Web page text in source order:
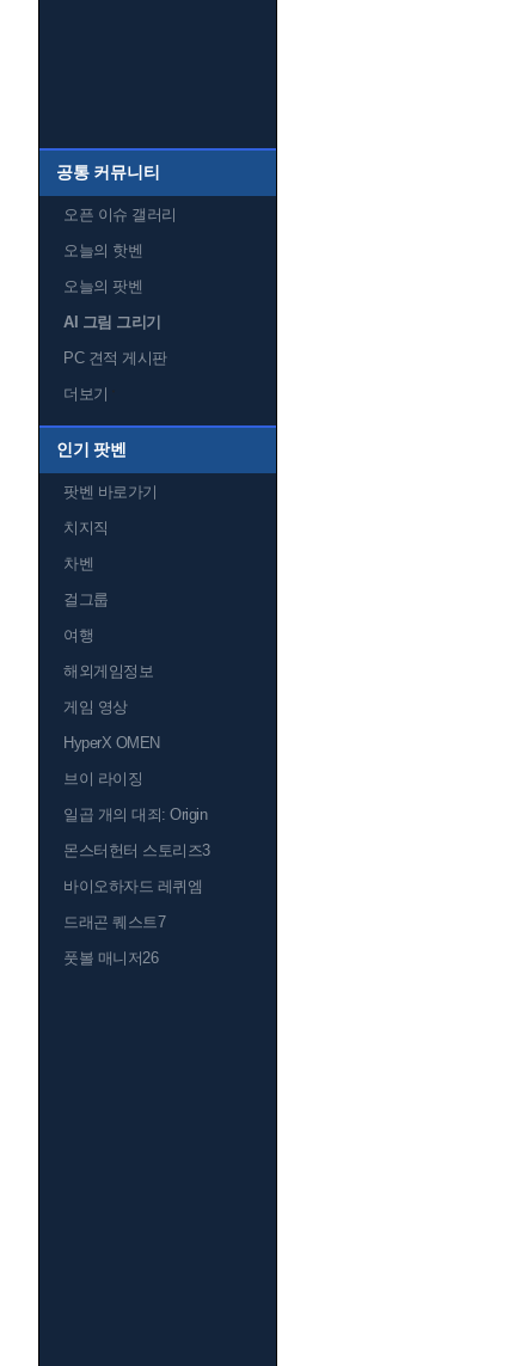
공통 커뮤니티
오픈 이슈 갤러리
오늘의 핫벤
오늘의 팟벤
AI 그림 그리기
PC 견적 게시판
더보기
인기 팟벤
팟벤 바로가기
치지직
차벤
걸그룹
여행
해외게임정보
게임 영상
HyperX OMEN
브이 라이징
일곱 개의 대죄: Origin
몬스터헌터 스토리즈3
바이오하자드 레퀴엠
드래곤 퀘스트7
풋볼 매니저26